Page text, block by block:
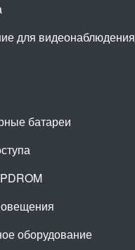
для видеонаблюдения
батареи
оборудование